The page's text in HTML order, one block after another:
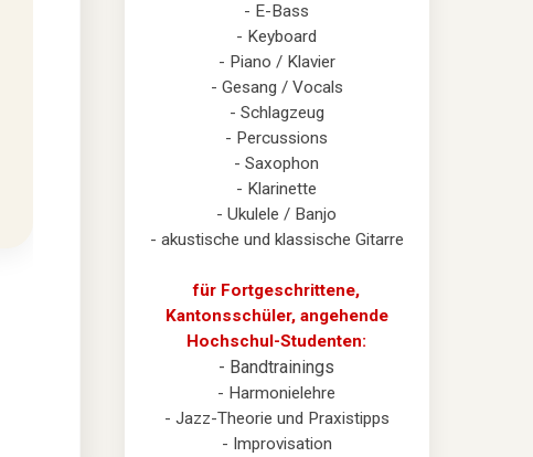
- E-Bass
- Keyboard
- Piano / Klavier
- Gesang / Vocals
- Schlagzeug
- Percussions
- Saxophon
- Klarinette
- Ukulele / Banjo
- akustische und klassische Gitarre
für Fortgeschrittene,
Kantonsschüler, angehende
Hochschul-Studenten:
- Bandtrainings
- Harmonielehre
- Jazz-Theorie und Praxistipps
- Improvisation